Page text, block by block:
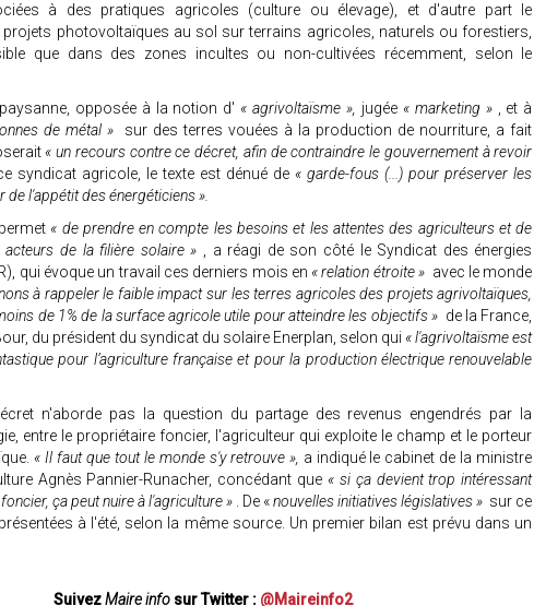
à des pratiques agricoles (culture ou élevage), et d'autre part le
projets photovoltaïques au sol sur terrains agricoles, naturels ou forestiers,
que dans des zones incultes ou non-cultivées récemment, selon le
paysanne, opposée à la notion d' « agrivoltaïsme », jugée « marketing »
, et à
de métal »
sur des terres vouées à la production de nourriture, a fait
« un recours contre ce décret, afin de contraindre le gouvernement à revoir
syndicat agricole, le texte est dénué de « garde-fous (...) pour préserver les
de l'appétit des énergéticiens ».
« de prendre en compte les besoins et les attentes des agriculteurs et de
de la filière solaire »
, a réagi de son côté le Syndicat des énergies
qui évoque un travail ces derniers mois en « relation étroite » avec le monde
à rappeler le faible impact sur les terres agricoles des projets agrivoltaïques,
de 1% de la surface agricole utile pour atteindre les objectifs » de la France,
du président du syndicat du solaire Enerplan, selon qui « l'agrivoltaïsme est
pour l’agriculture française et pour la production électrique renouvelable
n'aborde pas la question du partage des revenus engendrés par la
entre le propriétaire foncier, l'agriculteur qui exploite le champ et le porteur
« Il faut que tout le monde s'y retrouve », a indiqué le cabinet de la ministre
Agnès Pannier-Runacher, concédant que « si ça devient trop intéressant
ça peut nuire à l'agriculture »
. De «nouvelles initiatives législatives » sur ce
à l'été, selon la même source. Un premier bilan est prévu dans un
SuivezMaire infosur Twitter : @Maireinfo2